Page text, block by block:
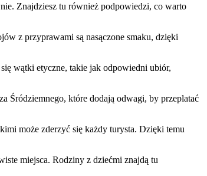
Znajdziesz tu również podpowiedzi, co warto
z przyprawami są nasączone smaku, dzięki
wątki etyczne, takie jak odpowiedni ubiór,
Śródziemnego, które dodają odwagi, by przeplatać
może zderzyć się każdy turysta. Dzięki temu
miejsca. Rodziny z dziećmi znajdą tu